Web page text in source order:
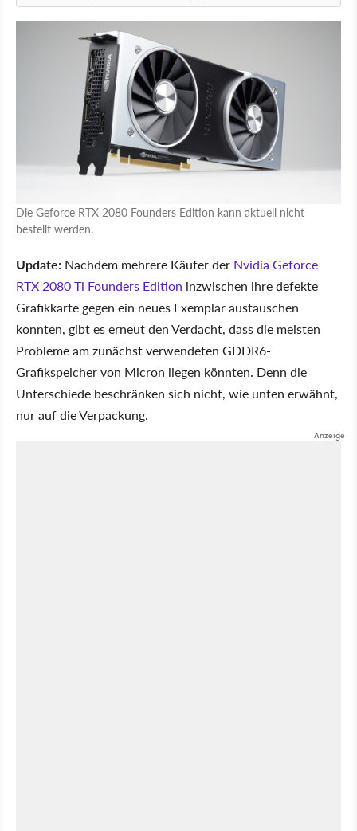
Die Geforce RTX 2080 Founders Edition kann aktuell nicht
bestellt werden.
Update: Nachdem mehrere Käufer der Nvidia Geforce
RTX 2080 Ti Founders Edition inzwischen ihre defekte
Grafikkarte gegen ein neues Exemplar austauschen
konnten, gibt es erneut den Verdacht, dass die meisten
Probleme am zunächst verwendeten GDDR6-
Grafikspeicher von Micron liegen könnten. Denn die
Unterschiede beschränken sich nicht, wie unten erwähnt,
nur auf die Verpackung.